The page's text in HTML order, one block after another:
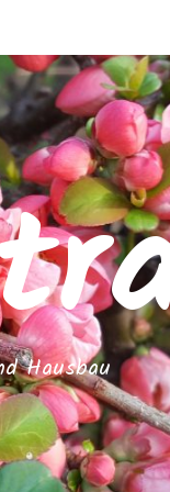
Hausbau